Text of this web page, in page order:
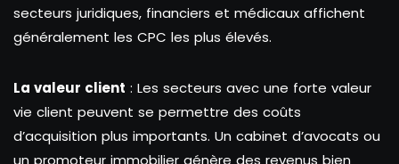
secteurs juridiques, financiers et médicaux affichent
généralement les CPC les plus élevés.
La valeur client : Les secteurs avec une forte valeur
vie client peuvent se permettre des coûts
d’acquisition plus importants. Un cabinet d’avocats ou
un promoteur immobilier génère des revenus bien